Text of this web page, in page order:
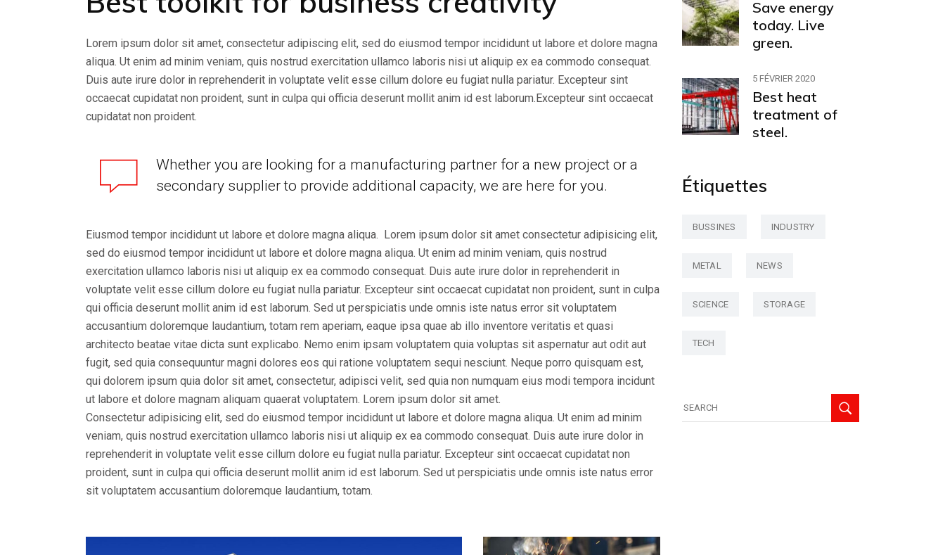
Lorem ipsum dolor sit amet, consectetur adipiscing elit, sed do eiusmod tempor incididunt ut labore et dolore magna
aliqua. Ut enim ad minim veniam, quis nostrud exercitation ullamco laboris nisi ut aliquip ex ea commodo consequat.
Duis aute irure dolor in reprehenderit in voluptate velit esse cillum dolore eu fugiat nulla pariatur. Excepteur sint
occaecat cupidatat non proident, sunt in culpa qui officia deserunt mollit anim id est laborum.Excepteur sint occaecat
cupidatat non proident.
Whether you are looking for a manufacturing partner for a new project or a
secondary supplier to provide additional capacity, we are here for you.
Eiusmod tempor incididunt ut labore et dolore magna aliqua. Lorem ipsum dolor sit amet consectetur adipisicing elit,
sed do eiusmod tempor incididunt ut labore et dolore magna aliqua. Ut enim ad minim veniam, quis nostrud
exercitation ullamco laboris nisi ut aliquip ex ea commodo consequat. Duis aute irure dolor in reprehenderit in
voluptate velit esse cillum dolore eu fugiat nulla pariatur. Excepteur sint occaecat cupidatat non proident, sunt in culpa
qui officia deserunt mollit anim id est laborum. Sed ut perspiciatis unde omnis iste natus error sit voluptatem
accusantium doloremque laudantium, totam rem aperiam, eaque ipsa quae ab illo inventore veritatis et quasi
architecto beatae vitae dicta sunt explicabo. Nemo enim ipsam voluptatem quia voluptas sit aspernatur aut odit aut
fugit, sed quia consequuntur magni dolores eos qui ratione voluptatem sequi nesciunt. Neque porro quisquam est,
qui dolorem ipsum quia dolor sit amet, consectetur, adipisci velit, sed quia non numquam eius modi tempora incidunt
ut labore et dolore magnam aliquam quaerat voluptatem. Lorem ipsum dolor sit amet.
Consectetur adipisicing elit, sed do eiusmod tempor incididunt ut labore et dolore magna aliqua. Ut enim ad minim
veniam, quis nostrud exercitation ullamco laboris nisi ut aliquip ex ea commodo consequat. Duis aute irure dolor in
reprehenderit in voluptate velit esse cillum dolore eu fugiat nulla pariatur. Excepteur sint occaecat cupidatat non
proident, sunt in culpa qui officia deserunt mollit anim id est laborum. Sed ut perspiciatis unde omnis iste natus error
sit voluptatem accusantium doloremque laudantium, totam.
Save energy
today. Live
green.
5 FÉVRIER 2020
Best heat
treatment of
steel.
Étiquettes
BUSSINES INDUSTRY
METAL NEWS
SCIENCE STORAGE
TECH